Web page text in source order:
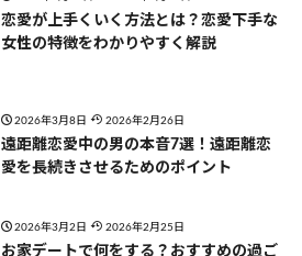
恋愛が上手くいく方法とは？恋愛下手な
女性の特徴をわかりやすく解説
2026年3月8日 2026年2月26日
遠距離恋愛中の男の本音7選！遠距離恋
愛を長続きさせるためのポイント
2026年3月2日 2026年2月25日
お家デートで何をする？おすすめの過ご